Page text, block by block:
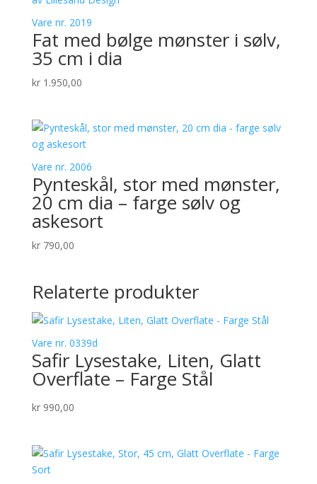
Vare nr. 2019
Fat med bølge mønster i sølv,
35 cm i dia
kr1.950,00
Vare nr. 2006
Pynteskål, stor med mønster,
20 cm dia – farge sølv og
askesort
kr790,00
Relaterte produkter
Vare nr. 0339d
Safir Lysestake, Liten, Glatt
Overflate – Farge Stål
kr990,00